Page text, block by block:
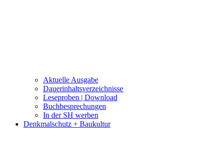
Aktuelle Ausgabe
Dauerinhaltsverzeichnisse
Leseproben | Download
Buchbesprechungen
In der SH werben
Denkmalschutz + Baukultur